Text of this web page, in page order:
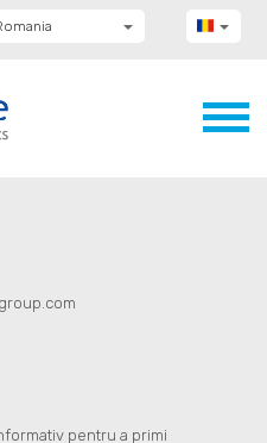
pentru a primi